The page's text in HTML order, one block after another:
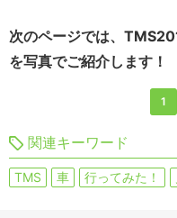
次のページでは、
を写真でご紹介します！
1
関連キーワード
TMS 車 行ってみた！